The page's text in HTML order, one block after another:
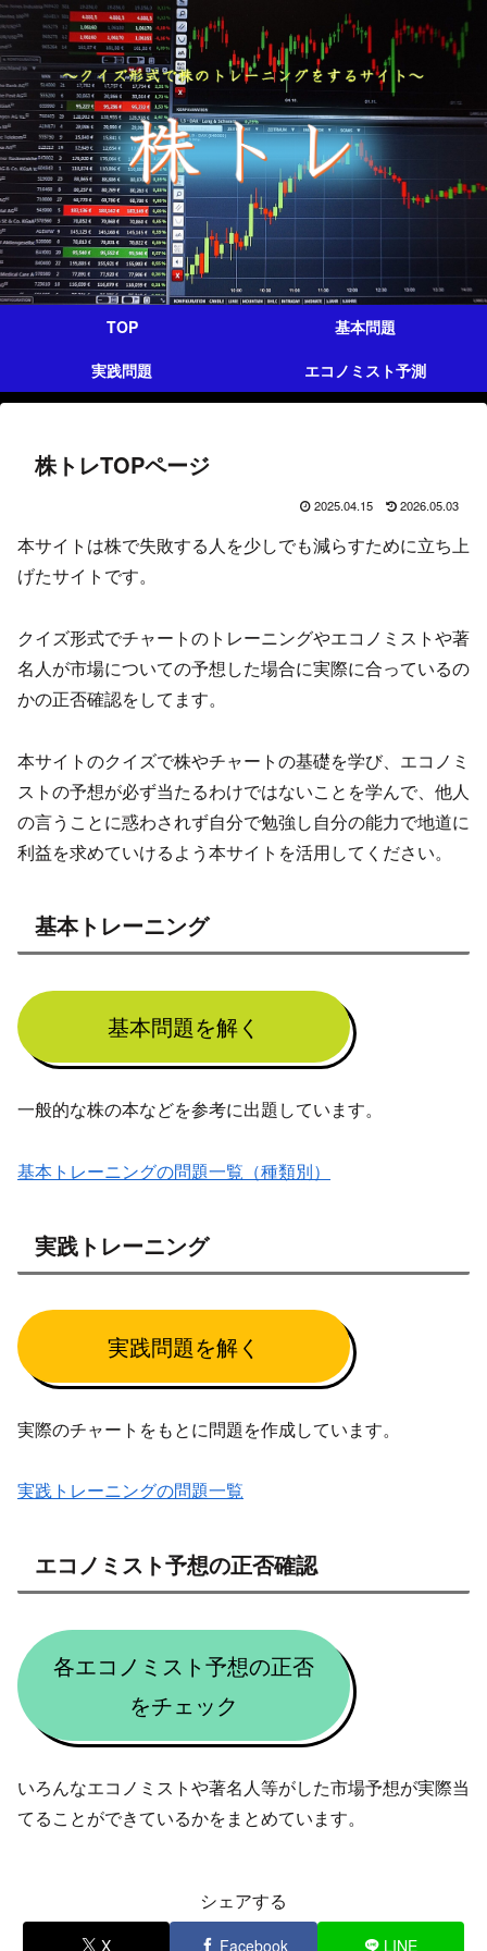
TOP
基本問題
実践問題
エコノミスト予測
株トレTOPページ
2025.04.15 2026.05.03
本サイトは株で失敗する人を少しでも減らすために立ち上
げたサイトです。
クイズ形式でチャートのトレーニングやエコノミストや著
名人が市場についての予想した場合に実際に合っているの
かの正否確認をしてます。
本サイトのクイズで株やチャートの基礎を学び、エコノミ
ストの予想が必ず当たるわけではないことを学んで、他人
の言うことに惑わされず自分で勉強し自分の能力で地道に
利益を求めていけるよう本サイトを活用してください。
基本トレーニング
基本問題を解く
一般的な株の本などを参考に出題しています。
基本トレーニングの問題一覧（種類別）
実践トレーニング
実践問題を解く
実際のチャートをもとに問題を作成しています。
実践トレーニングの問題一覧
エコノミスト予想の正否確認
各エコノミスト予想の正否
をチェック
いろんなエコノミストや著名人等がした市場予想が実際当
てることができているかをまとめています。
シェアする
X Facebook LINE